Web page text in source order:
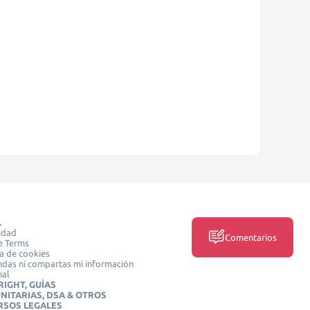
Terms
de cookies
ni compartas mi información
GUÍAS
DSA & OTROS
LEGALES
Comentarios